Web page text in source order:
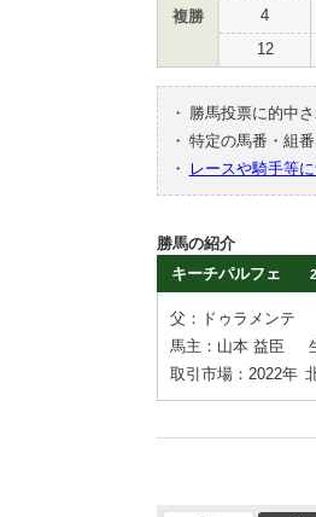
複勝 4
12
・
勝馬投票に的中
・ 特定の馬番・組
・
レースや騎手等
勝馬の紹介
キーチパルフェ
父：ドゥラメンテ
馬主：山本 益臣
取引市場：2022年